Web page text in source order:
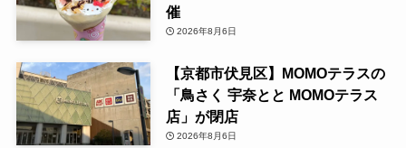
催
2026年8月6日
【京都市伏見区】MOMOテラスの
「鳥さく 宇奈とと MOMOテラス
店」が閉店
2026年8月6日